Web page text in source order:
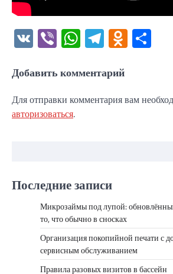
VK ViberWhatsApp
Telegram
Добавить комментарий
Для отправки комментария вам
авторизоваться.
Последние записи
Микрозаймы под лупой:
то, что обычно в сносках
Организация покопийной печати с
сервисным обслуживанием
Правила разовых визитов в бассейн